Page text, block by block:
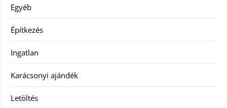
Egyéb
Építkezés
Ingatlan
Karácsonyi ajándék
Letöltés